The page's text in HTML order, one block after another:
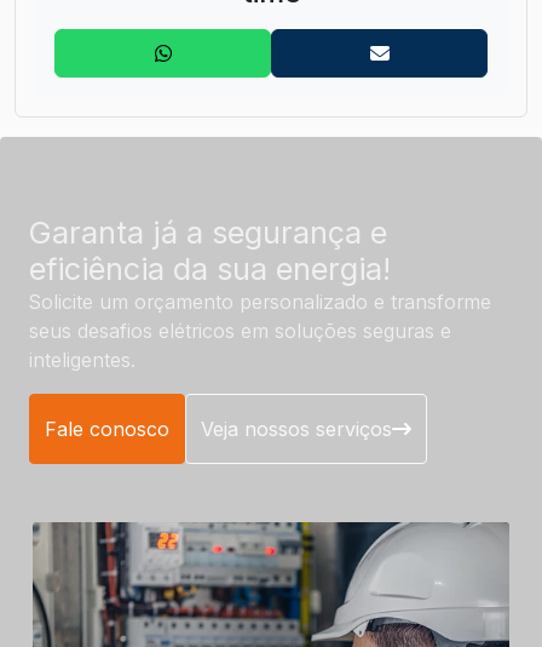
Garanta já a segurança e
eficiência da sua energia!
Solicite um orçamento personalizado e transforme
seus desafios elétricos em soluções seguras e
inteligentes.
Fale conosco Veja nossos serviços